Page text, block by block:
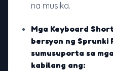
na musika.
Mga Keyboard
bersyon ng Sprunki
sumusuporta sa
kabilang ang: